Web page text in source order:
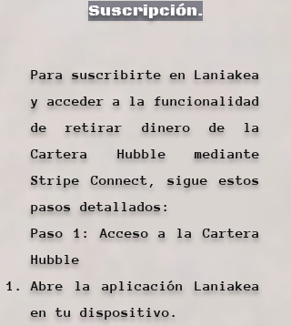
Suscripción.
Para suscribirte en Laniakea
y acceder a la funcionalidad
de retirar dinero de la
Cartera Hubble mediante
Stripe Connect, sigue estos
pasos detallados:
Paso 1: Acceso a la Cartera
Hubble
Abre la aplicación Laniakea
en tu dispositivo.